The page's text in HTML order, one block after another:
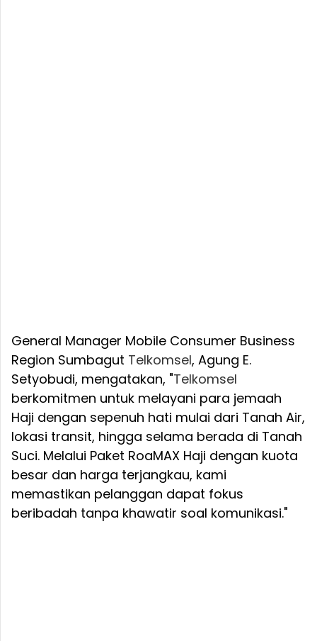
General Manager Mobile Consumer Business
Region Sumbagut Telkomsel, Agung E.
Setyobudi, mengatakan, "Telkomsel
berkomitmen untuk melayani para jemaah
Haji dengan sepenuh hati mulai dari Tanah Air,
lokasi transit, hingga selama berada di Tanah
Suci. Melalui Paket RoaMAX Haji dengan kuota
besar dan harga terjangkau, kami
memastikan pelanggan dapat fokus
beribadah tanpa khawatir soal komunikasi."